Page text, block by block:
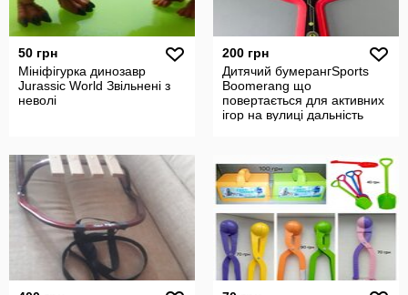
50 грн
Мініфігурка динозавр
Jurassic World Звільнені з
неволі
200 грн
Дитячий бумерангSports
Boomerang що
повертається для активних
ігор на вулиці дальність